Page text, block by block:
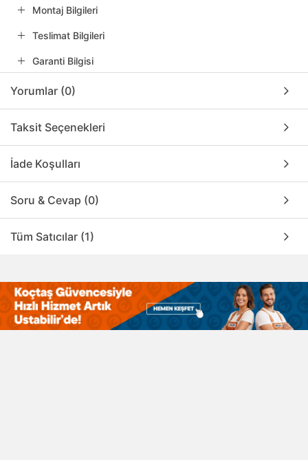
Montaj Bilgileri
Teslimat Bilgileri
Garanti Bilgisi
Yorumlar (0)
Taksit Seçenekleri
İade Koşulları
Soru & Cevap (0)
Tüm Satıcılar (1)